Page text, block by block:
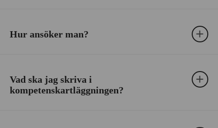
Hur ansöker man?
Vad ska jag skriva i
kompetenskartläggningen?